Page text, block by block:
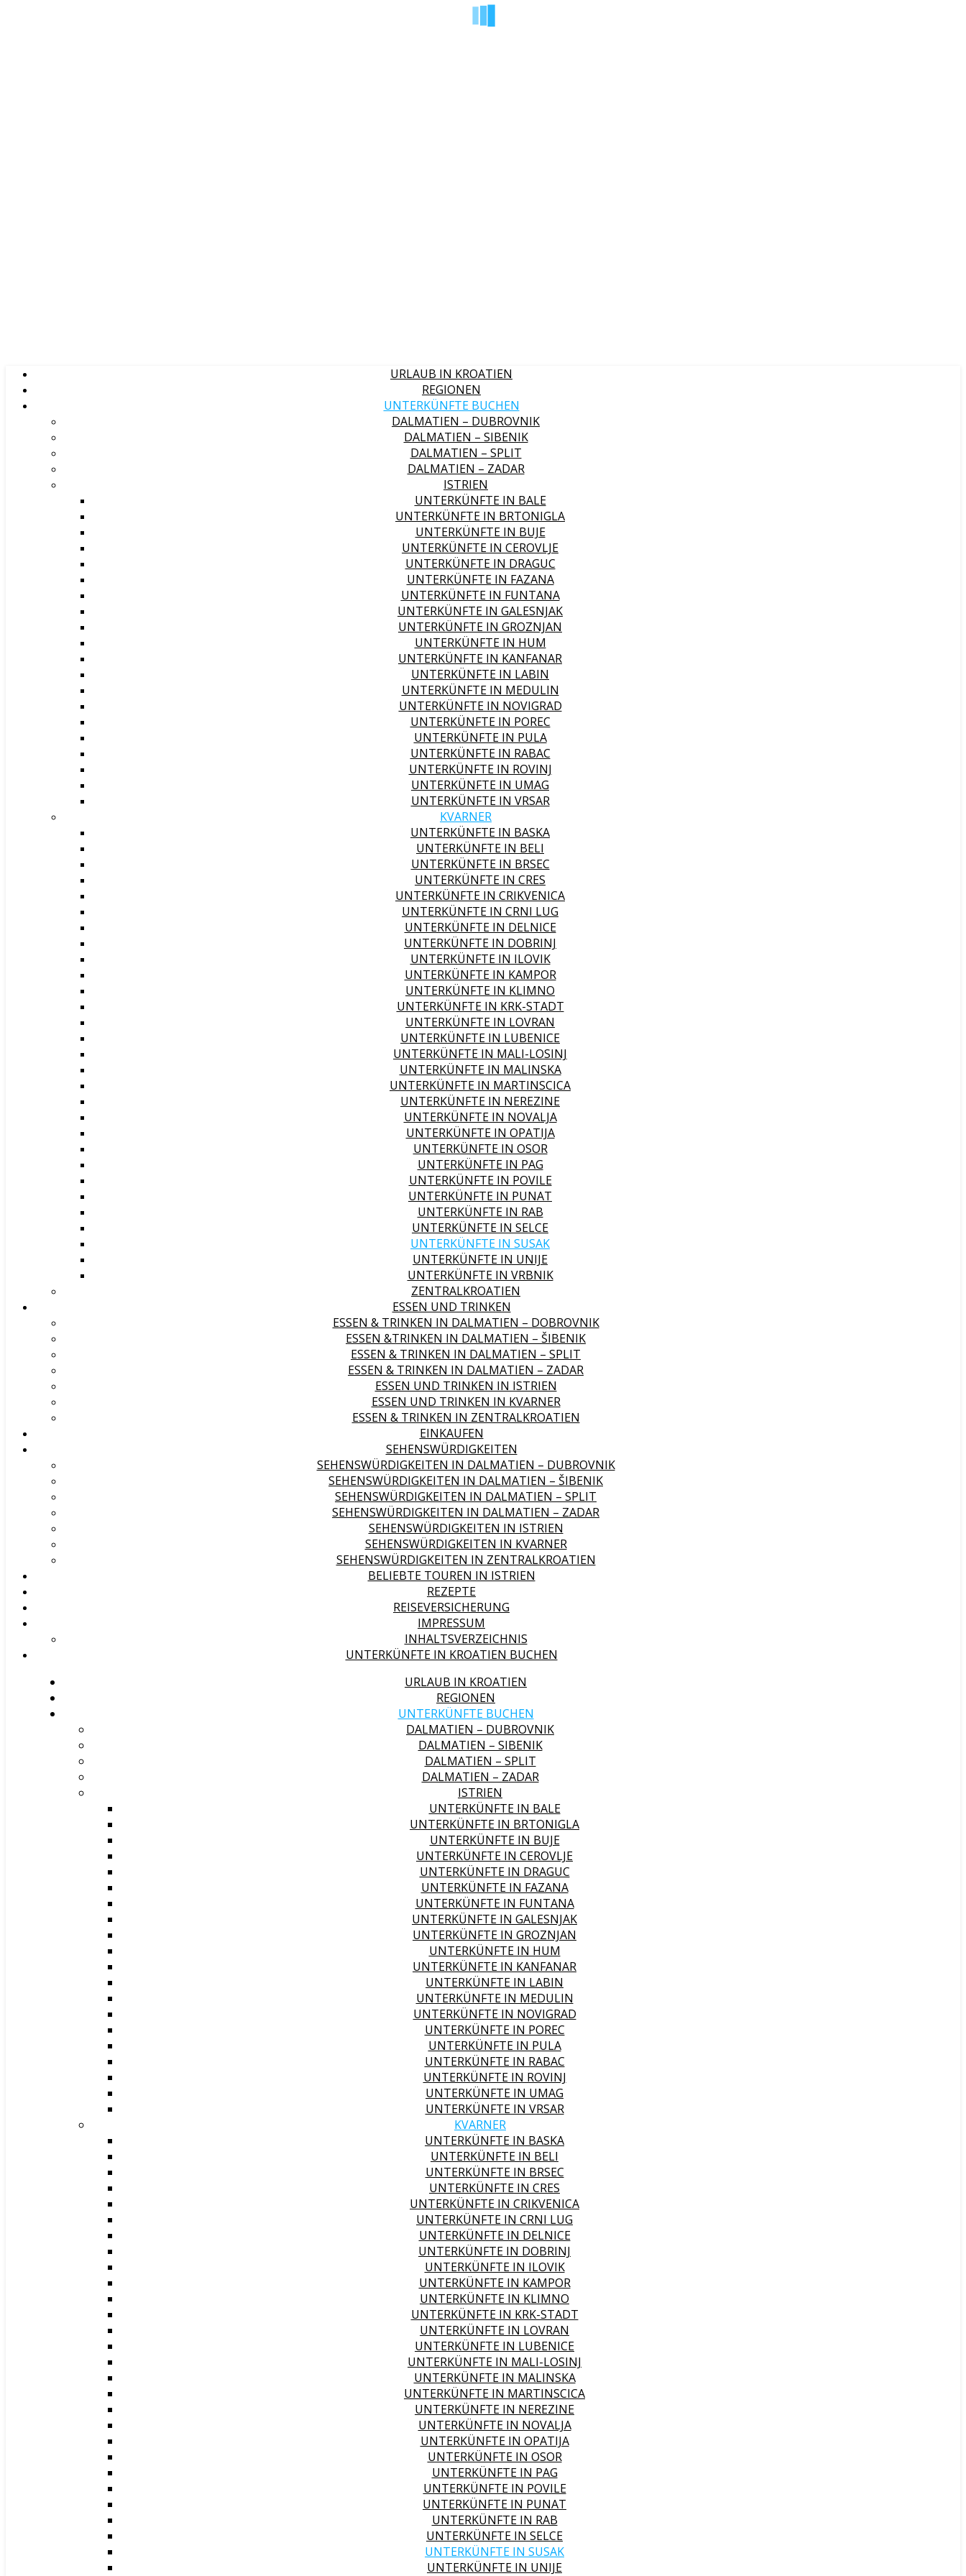
URLAUB IN KROATIEN
REGIONEN
UNTERKÜNFTE BUCHEN
DALMATIEN – DUBROVNIK
DALMATIEN – SIBENIK
DALMATIEN – SPLIT
DALMATIEN – ZADAR
ISTRIEN
UNTERKÜNFTE IN BALE
UNTERKÜNFTE IN BRTONIGLA
UNTERKÜNFTE IN BUJE
UNTERKÜNFTE IN CEROVLJE
UNTERKÜNFTE IN DRAGUC
UNTERKÜNFTE IN FAZANA
UNTERKÜNFTE IN FUNTANA
UNTERKÜNFTE IN GALESNJAK
UNTERKÜNFTE IN GROZNJAN
UNTERKÜNFTE IN HUM
UNTERKÜNFTE IN KANFANAR
UNTERKÜNFTE IN LABIN
UNTERKÜNFTE IN MEDULIN
UNTERKÜNFTE IN NOVIGRAD
UNTERKÜNFTE IN POREC
UNTERKÜNFTE IN PULA
UNTERKÜNFTE IN RABAC
UNTERKÜNFTE IN ROVINJ
UNTERKÜNFTE IN UMAG
UNTERKÜNFTE IN VRSAR
KVARNER
UNTERKÜNFTE IN BASKA
UNTERKÜNFTE IN BELI
UNTERKÜNFTE IN BRSEC
UNTERKÜNFTE IN CRES
UNTERKÜNFTE IN CRIKVENICA
UNTERKÜNFTE IN CRNI LUG
UNTERKÜNFTE IN DELNICE
UNTERKÜNFTE IN DOBRINJ
UNTERKÜNFTE IN ILOVIK
UNTERKÜNFTE IN KAMPOR
UNTERKÜNFTE IN KLIMNO
UNTERKÜNFTE IN KRK-STADT
UNTERKÜNFTE IN LOVRAN
UNTERKÜNFTE IN LUBENICE
UNTERKÜNFTE IN MALI-LOSINJ
UNTERKÜNFTE IN MALINSKA
UNTERKÜNFTE IN MARTINSCICA
UNTERKÜNFTE IN NEREZINE
UNTERKÜNFTE IN NOVALJA
UNTERKÜNFTE IN OPATIJA
UNTERKÜNFTE IN OSOR
UNTERKÜNFTE IN PAG
UNTERKÜNFTE IN POVILE
UNTERKÜNFTE IN PUNAT
UNTERKÜNFTE IN RAB
UNTERKÜNFTE IN SELCE
UNTERKÜNFTE IN SUSAK
UNTERKÜNFTE IN UNIJE
UNTERKÜNFTE IN VRBNIK
ZENTRALKROATIEN
ESSEN UND TRINKEN
ESSEN & TRINKEN IN DALMATIEN – DOBROVNIK
ESSEN &TRINKEN IN DALMATIEN – ŠIBENIK
ESSEN & TRINKEN IN DALMATIEN – SPLIT
ESSEN & TRINKEN IN DALMATIEN – ZADAR
ESSEN UND TRINKEN IN ISTRIEN
ESSEN UND TRINKEN IN KVARNER
ESSEN & TRINKEN IN ZENTRALKROATIEN
EINKAUFEN
SEHENSWÜRDIGKEITEN
SEHENSWÜRDIGKEITEN IN DALMATIEN – DUBROVNIK
SEHENSWÜRDIGKEITEN IN DALMATIEN – ŠIBENIK
SEHENSWÜRDIGKEITEN IN DALMATIEN – SPLIT
SEHENSWÜRDIGKEITEN IN DALMATIEN – ZADAR
SEHENSWÜRDIGKEITEN IN ISTRIEN
SEHENSWÜRDIGKEITEN IN KVARNER
SEHENSWÜRDIGKEITEN IN ZENTRALKROATIEN
BELIEBTE TOUREN IN ISTRIEN
REZEPTE
REISEVERSICHERUNG
IMPRESSUM
INHALTSVERZEICHNIS
UNTERKÜNFTE IN KROATIEN BUCHEN
URLAUB IN KROATIEN
REGIONEN
UNTERKÜNFTE BUCHEN
DALMATIEN – DUBROVNIK
DALMATIEN – SIBENIK
DALMATIEN – SPLIT
DALMATIEN – ZADAR
ISTRIEN
UNTERKÜNFTE IN BALE
UNTERKÜNFTE IN BRTONIGLA
UNTERKÜNFTE IN BUJE
UNTERKÜNFTE IN CEROVLJE
UNTERKÜNFTE IN DRAGUC
UNTERKÜNFTE IN FAZANA
UNTERKÜNFTE IN FUNTANA
UNTERKÜNFTE IN GALESNJAK
UNTERKÜNFTE IN GROZNJAN
UNTERKÜNFTE IN HUM
UNTERKÜNFTE IN KANFANAR
UNTERKÜNFTE IN LABIN
UNTERKÜNFTE IN MEDULIN
UNTERKÜNFTE IN NOVIGRAD
UNTERKÜNFTE IN POREC
UNTERKÜNFTE IN PULA
UNTERKÜNFTE IN RABAC
UNTERKÜNFTE IN ROVINJ
UNTERKÜNFTE IN UMAG
UNTERKÜNFTE IN VRSAR
KVARNER
UNTERKÜNFTE IN BASKA
UNTERKÜNFTE IN BELI
UNTERKÜNFTE IN BRSEC
UNTERKÜNFTE IN CRES
UNTERKÜNFTE IN CRIKVENICA
UNTERKÜNFTE IN CRNI LUG
UNTERKÜNFTE IN DELNICE
UNTERKÜNFTE IN DOBRINJ
UNTERKÜNFTE IN ILOVIK
UNTERKÜNFTE IN KAMPOR
UNTERKÜNFTE IN KLIMNO
UNTERKÜNFTE IN KRK-STADT
UNTERKÜNFTE IN LOVRAN
UNTERKÜNFTE IN LUBENICE
UNTERKÜNFTE IN MALI-LOSINJ
UNTERKÜNFTE IN MALINSKA
UNTERKÜNFTE IN MARTINSCICA
UNTERKÜNFTE IN NEREZINE
UNTERKÜNFTE IN NOVALJA
UNTERKÜNFTE IN OPATIJA
UNTERKÜNFTE IN OSOR
UNTERKÜNFTE IN PAG
UNTERKÜNFTE IN POVILE
UNTERKÜNFTE IN PUNAT
UNTERKÜNFTE IN RAB
UNTERKÜNFTE IN SELCE
UNTERKÜNFTE IN SUSAK
UNTERKÜNFTE IN UNIJE